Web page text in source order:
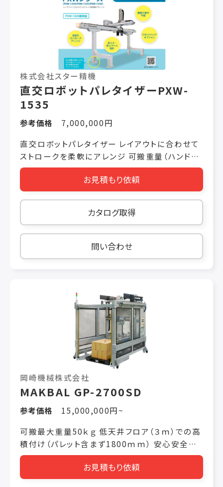
株式会社スター精機
直交ロボットパレタイザーPXW-
1535
参考価格
7,000,000円
直交ロボットパレタイザー レイアウトに合わせて
ストロークを柔軟にアレンジ 可搬重量（ハンド重
量含む）35kg 処理能力 240ｹｰｽ/h （可搬重量
20kg実稼働）＊当社評価基準に基づく数値です。
床の設置は脚部４カ所のみで省スペース化。床の
基礎工事が不要。 脚部の形状をアレンジできま
お見積もり依頼
カタログ取得
問い合わせ
岡崎機械株式会社
MAKBAL GP-2700SD
参考価格
15,000,000円~
可搬最大重量50ｋｇ 低天井フロア（３ｍ）での高
積付け（パレット含まず1800ｍｍ） 安心安全の
高剛性フレーム採用 設備サイズ；（D）2700ｍｍ
×（Ｗ）2010ｍｍ×（Ｈ）2640ｍｍ 搬送軸スト
ローク；X軸1580ｍｍ、Ｙ軸1000ｍｍ、Ｚ軸
お見積もり依頼